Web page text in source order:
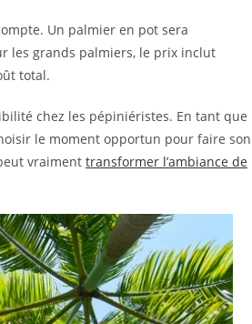
Un palmier en pot sera
les grands palmiers, le prix inclut
total.
chez les pépiniéristes. En tant que
le moment opportun pour faire son
vraiment transformer l’ambiance de